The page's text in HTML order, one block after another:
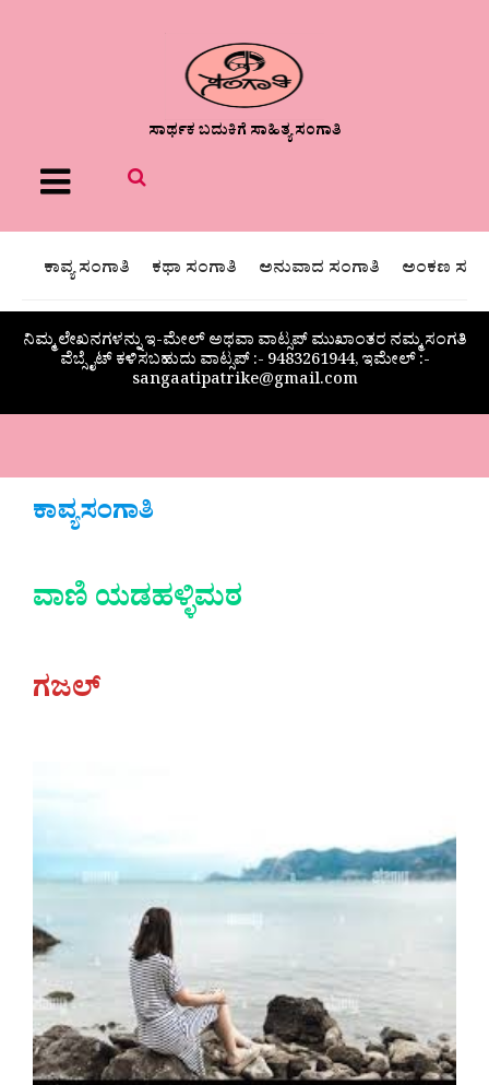
ಸಾರ್ಥಕ ಬದುಕಿಗೆ ಸಾಹಿತ್ಯ ಸಂಗಾತಿ
Menu
ಕಾವ್ಯ ಸಂಗಾತಿ ಕಥಾ ಸಂಗಾತಿ ಅನುವಾದ ಸಂಗಾತಿ ಅಂಕಣ
ನಿಮ್ಮ ಲೇಖನಗಳನ್ನು ಇ-ಮೇಲ್ ಅಥವಾ ವಾಟ್ಸಪ್ ಮುಖಾಂತರ ನಮ್ಮ ಸಂಗತಿ
ವೆಬ್ಸೈಟ್ ಕಳಿಸಬಹುದು ವಾಟ್ಸಪ್‌ :- 9483261944, ಇಮೇಲ್ :-
sangaatipatrike@gmail.com
ಕಾವ್ಯಸಂಗಾತಿ
ವಾಣಿ ಯಡಹಳ್ಳಿಮಠ
ಗಜಲ್